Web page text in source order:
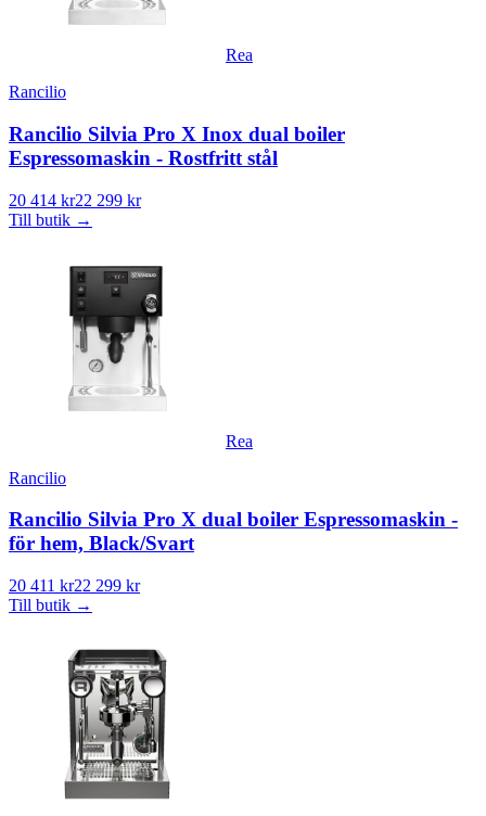
Rea
Rancilio
Rancilio Silvia Pro X Inox dual boiler
Espressomaskin - Rostfritt stål
20 414 kr22 299 kr
Till butik →
Rea
Rancilio
Rancilio Silvia Pro X dual boiler Espressomaskin -
för hem, Black/Svart
20 411 kr22 299 kr
Till butik →